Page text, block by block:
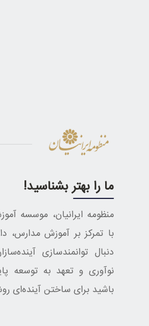
ما را بهتر بشناسید!
منظومه ایرانیان، موسسه
با تمرکز بر آموزش مدارس،
دنبال توانمندسازی
نوآوری و تعهد به توسعه
باشید برای ساختن آینده‌ای